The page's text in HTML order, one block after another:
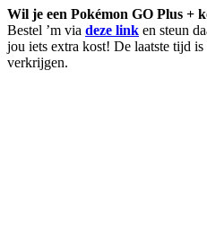
Wil je een Pokémon GO Plus +
Bestel ’m via deze link en steun
jou iets extra kost! De laatste tijd
verkrijgen.